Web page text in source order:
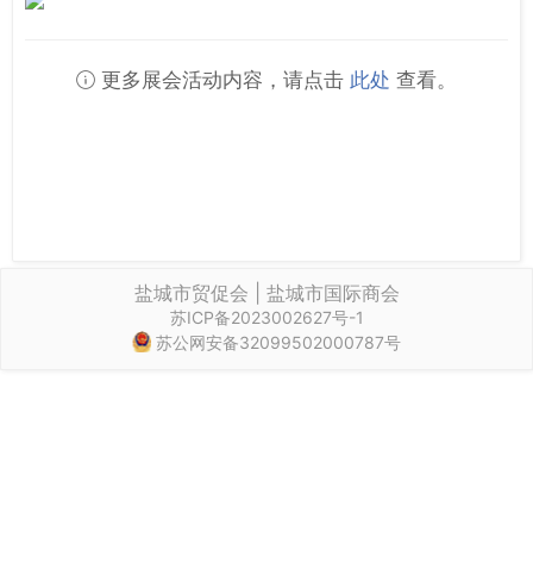
更多展会活动内容，请点击 此处 查看。
盐城市贸促会 | 盐城市国际商会
苏ICP备2023002627号-1
苏公网安备32099502000787号